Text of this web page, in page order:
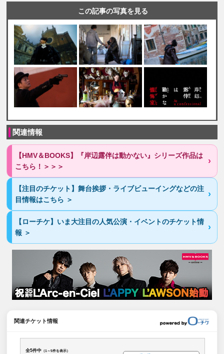
この記事の写真を見る
関連情報
【HMV＆BOOKS】『岸辺露伴は動かない』シリーズ作品は
こちら！＞＞＞
【注目のチケット】舞台挨拶・ライブビューイングなどの注
目情報はこちら ＞
【ローチケ】いま大注目の人気公演・イベントのチケット情
報 ＞
関連チケット情報
全5件中 （1～5件を表示）